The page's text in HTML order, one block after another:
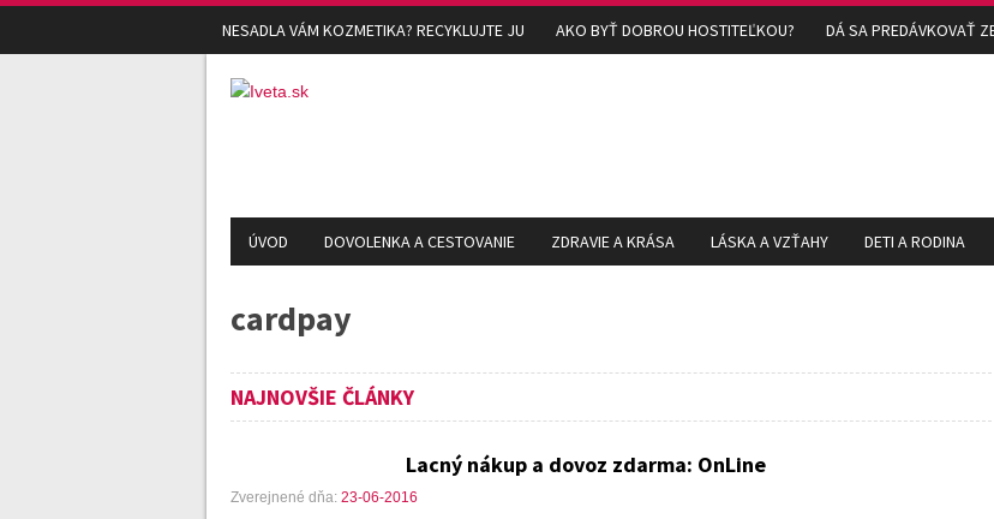
NESADLA VÁM KOZMETIKA? RECYKLUJTE JU AKO BYŤ DOBROU HOSTITEĽKOU? DÁ SA PREDÁVKOVAŤ
ÚVOD DOVOLENKA A CESTOVANIE ZDRAVIE A KRÁSA LÁSKA A VZŤAHY DETI A RODINA
cardpay
NAJNOVŠIE ČLÁNKY
Lacný nákup a dovoz zdarma: OnLine
Zverejnené dňa: 23-06-2016